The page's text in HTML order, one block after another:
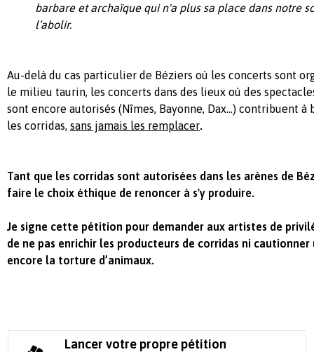
barbare et archaïque qui n'a plus sa place dans notre
l’abolir.
Au-delà du cas particulier de Béziers où les concerts sont
le milieu taurin, les concerts dans des lieux où des
sont encore autorisés (Nîmes, Bayonne, Dax…) contribuent
les corridas, sans jamais les remplacer.
Tant que les corridas sont autorisées dans les arènes de
faire le choix éthique de renoncer à s'y produire.
Je signe cette pétition pour demander aux artistes de
de ne pas enrichir les producteurs de corridas ni cautionner
encore la torture d’animaux.
Lancer votre propre pétition